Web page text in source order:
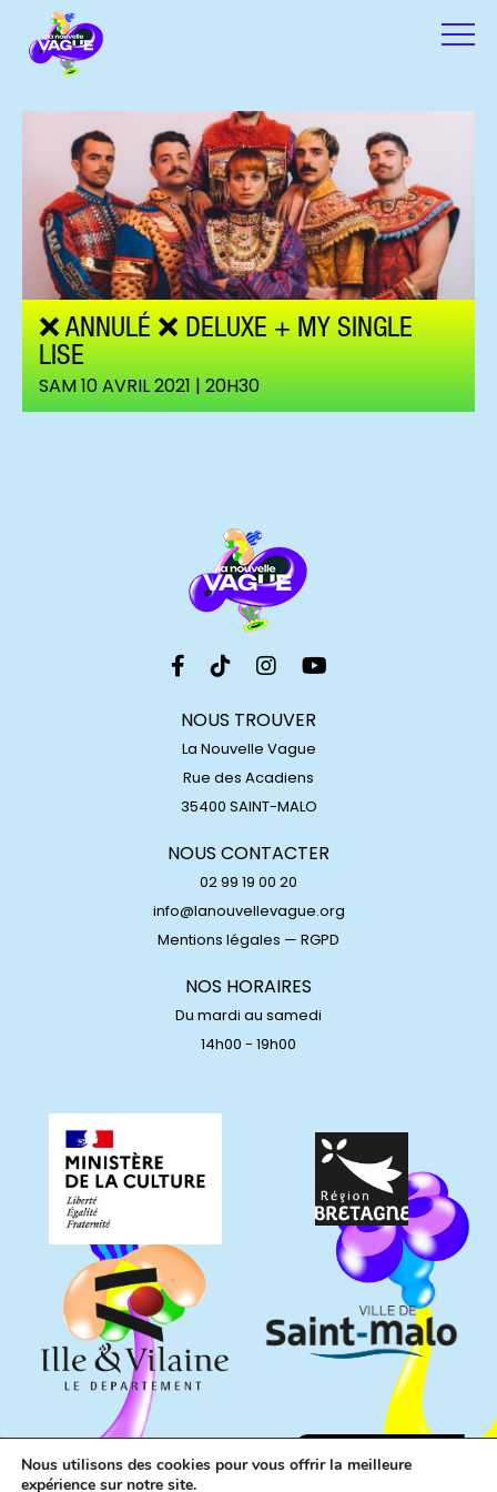
❌ ANNULÉ ❌ DELUXE + MY SINGLE
LISE
SAM 10 AVRIL 2021 | 20H30
NOUS TROUVER
La Nouvelle Vague
Rue des Acadiens
35400 SAINT-MALO
NOUS CONTACTER
02 99 19 00 20
info@lanouvellevague.org
Mentions légales — RGPD
NOS HORAIRES
Du mardi au samedi
14h00 - 19h00
Nous utilisons des cookies pour vous offrir la meilleure
expérience sur notre site.